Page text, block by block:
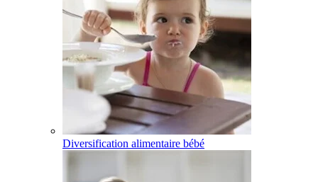
Diversification alimentaire bébé